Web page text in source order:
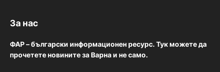
За нас
ФАР – български информационен ресурс. Тук можете да
прочетете новините за Варна и не само.